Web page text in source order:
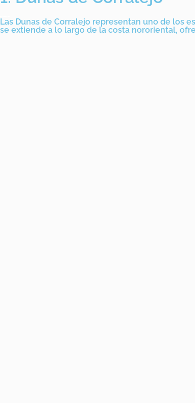
Las Dunas de Corralejo representan uno de los
se extiende a lo largo de la costa nororiental,